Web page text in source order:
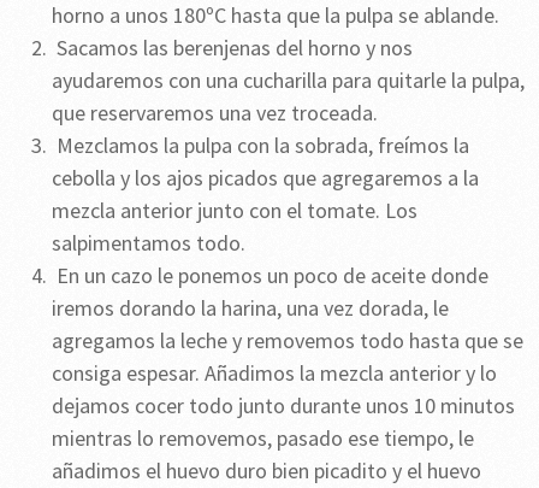
horno a unos 180ºC hasta que la pulpa se ablande.
Sacamos las berenjenas del horno y nos
ayudaremos con una cucharilla para quitarle la pulpa,
que reservaremos una vez troceada.
Mezclamos la pulpa con la sobrada, freímos la
cebolla y los ajos picados que agregaremos a la
mezcla anterior junto con el tomate. Los
salpimentamos todo.
En un cazo le ponemos un poco de aceite donde
iremos dorando la harina, una vez dorada, le
agregamos la leche y removemos todo hasta que se
consiga espesar. Añadimos la mezcla anterior y lo
dejamos cocer todo junto durante unos 10 minutos
mientras lo removemos, pasado ese tiempo, le
añadimos el huevo duro bien picadito y el huevo